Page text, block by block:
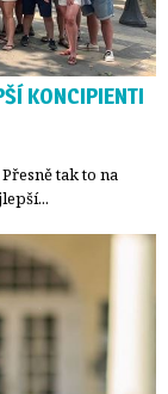
KONCIPIENTI
tak to na